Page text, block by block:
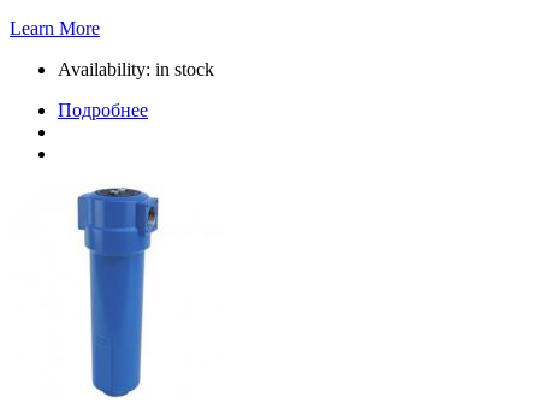
Learn More
Availability: in stock
Подробнее